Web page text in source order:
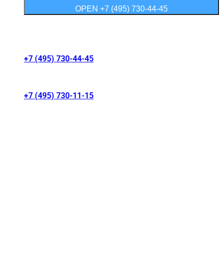
OPEN +7 (495) 730-44-45
+7 (495) 730-44-45
+7 (495) 730-11-15